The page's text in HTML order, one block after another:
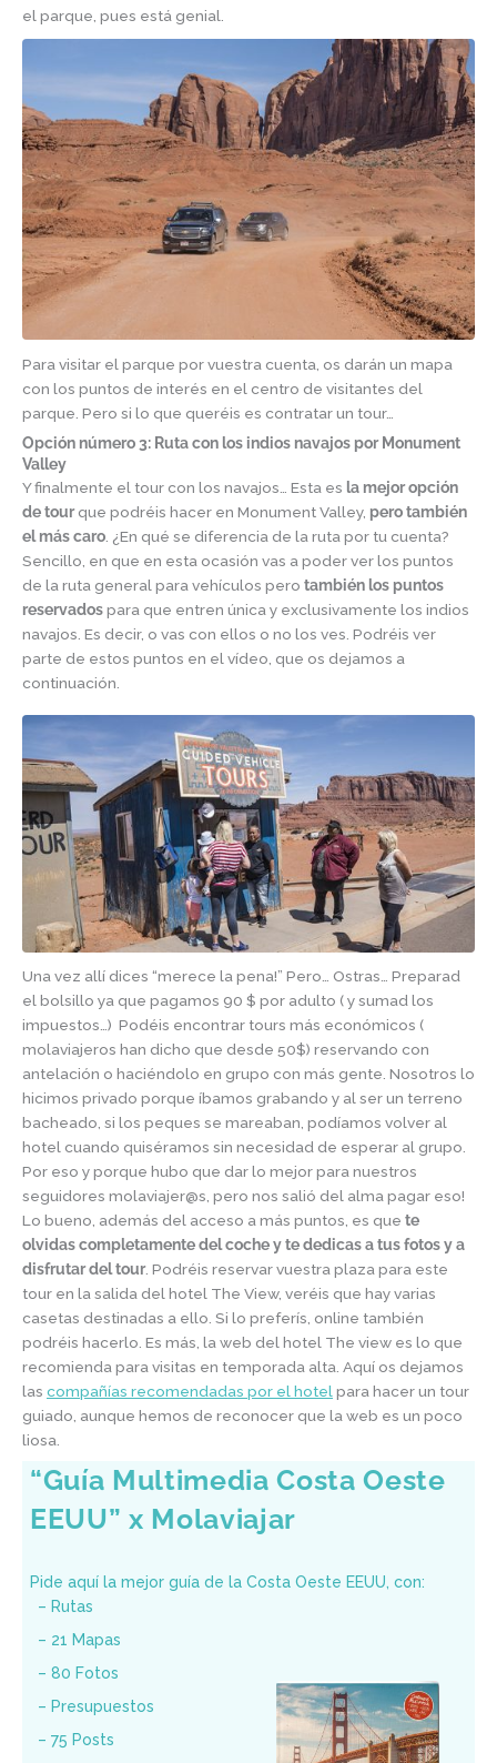
el parque, pues está genial.
Para visitar el parque por vuestra cuenta, os darán un mapa
con los puntos de interés en el centro de visitantes del
parque. Pero si lo que queréis es contratar un tour…
Opción número 3: Ruta con los indios navajos por Monument
Valley
Y finalmente el tour con los navajos… Esta es la mejor opción
de tourque podréis hacer en Monument Valley, pero también
el más caro. ¿En qué se diferencia de la ruta por tu cuenta?
Sencillo, en que en esta ocasión vas a poder ver los puntos
de la ruta general para vehículos pero también los puntos
reservadospara que entren única y exclusivamente los indios
navajos. Es decir, o vas con ellos o no los ves. Podréis ver
parte de estos puntos en el vídeo, que os dejamos a
continuación.
Una vez allí dices “merece la pena!” Pero… Ostras… Preparad
el bolsillo ya que pagamos 90 $ por adulto ( y sumad los
impuestos…) Podéis encontrar tours más económicos (
molaviajeros han dicho que desde 50$) reservando con
antelación o haciéndolo en grupo con más gente. Nosotros lo
hicimos privado porque íbamos grabando y al ser un terreno
bacheado, si los peques se mareaban, podíamos volver al
hotel cuando quiséramos sin necesidad de esperar al grupo.
Por eso y porque hubo que dar lo mejor para nuestros
seguidores molaviajer@s, pero nos salió del alma pagar eso!
Lo bueno, además del acceso a más puntos, es que te
olvidas completamente del coche y te dedicas a tus fotos y a
disfrutar del tour. Podréis reservar vuestra plaza para este
tour en la salida del hotel The View, veréis que hay varias
casetas destinadas a ello. Si lo preferís, online también
podréis hacerlo. Es más, la web del hotel The view es lo que
recomienda para visitas en temporada alta. Aquí os dejamos
las compañías recomendadas por el hotelpara hacer un tour
guiado, aunque hemos de reconocer que la web es un poco
liosa.
“Guía Multimedia Costa Oeste
EEUU” x Molaviajar
Pide aquí la mejor guía de la Costa Oeste EEUU, con:
– Rutas
– 21 Mapas
– 80 Fotos
– Presupuestos
– 75 Posts